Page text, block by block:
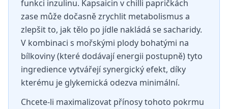
funkci inzulinu. Kapsaicin v chilli papričkách
zase může dočasně zrychlit metabolismus a
zlepšit to, jak tělo po jídle nakládá se sacharidy.
V kombinaci s mořskými plody bohatými na
bílkoviny (které dodávají energii postupně) tyto
ingredience vytvářejí synergický efekt, díky
kterému je glykemická odezva minimální.
Chcete-li maximalizovat přínosy tohoto pokrmu